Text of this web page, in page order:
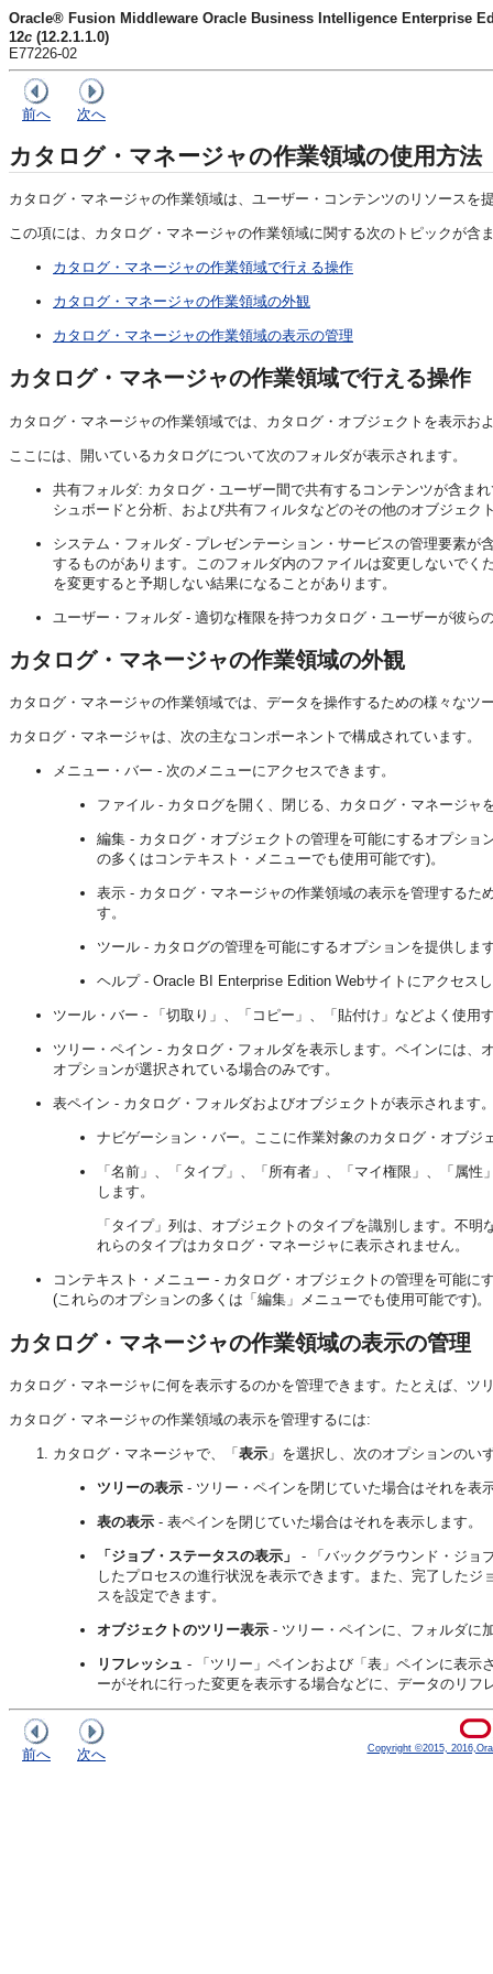
Oracle® Fusion Middleware Oracle Business Intelligence Enterprise
12c (12.2.1.1.0)
E77226-02
前へ 次へ
カタログ・マネージャの作業領域の使用方法
カタログ・マネージャの作業領域は、ユーザー・コンテンツのリソースを
この項には、カタログ・マネージャの作業領域に関する次のトピックが含
カタログ・マネージャの作業領域で行える操作
カタログ・マネージャの作業領域の外観
カタログ・マネージャの作業領域の表示の管理
カタログ・マネージャの作業領域で行える操作
カタログ・マネージャの作業領域では、カタログ・オブジェクトを表示お
ここには、開いているカタログについて次のフォルダが表示されます。
共有フォルダ: カタログ・ユーザー間で共有するコンテンツが含ま
シュボードと分析、および共有フィルタなどのその他のオブジェク
システム・フォルダ - プレゼンテーション・サービスの管理要素が
するものがあります。このフォルダ内のファイルは変更しないでく
を変更すると予期しない結果になることがあります。
ユーザー・フォルダ - 適切な権限を持つカタログ・ユーザーが彼
カタログ・マネージャの作業領域の外観
カタログ・マネージャの作業領域では、データを操作するための様々なツ
カタログ・マネージャは、次の主なコンポーネントで構成されています。
メニュー・バー - 次のメニューにアクセスできます。
ファイル - カタログを開く、閉じる、カタログ・マネージャ
編集 - カタログ・オブジェクトの管理を可能にするオプシ
の多くはコンテキスト・メニューでも使用可能です)。
表示 - カタログ・マネージャの作業領域の表示を管理するた
す。
ツール - カタログの管理を可能にするオプションを提供しま
ヘルプ - Oracle BI Enterprise Edition Webサイトにアクセス
ツール・バー - 「切取り」、「コピー」、「貼付け」などよく使用
ツリー・ペイン - カタログ・フォルダを表示します。ペインには
オプションが選択されている場合のみです。
表ペイン - カタログ・フォルダおよびオブジェクトが表示されます
ナビゲーション・バー。ここに作業対象のカタログ・オブ
「名前」、「タイプ」、「所有者」、「マイ権限」、「属
します。
「タイプ」列は、オブジェクトのタイプを識別します。不
れらのタイプはカタログ・マネージャに表示されません。
コンテキスト・メニュー - カタログ・オブジェクトの管理を可能
(これらのオプションの多くは「編集」メニューでも使用可能です)。
カタログ・マネージャの作業領域の表示の管理
カタログ・マネージャに何を表示するのかを管理できます。たとえば、
カタログ・マネージャの作業領域の表示を管理するには:
カタログ・マネージャで、「 表示 」を選択し、次のオプションのい
ツリーの表示 - ツリー・ペインを閉じていた場合はそれを表
表の表示 - 表ペインを閉じていた場合はそれを表示します。
「ジョブ・ステータスの表示」
- 「バックグラウンド・ジョ
したプロセスの進行状況を表示できます。また、完了した
スを設定できます。
オブジェクトのツリー表示 - ツリー・ペインに、フォルダに
リフレッシュ - 「ツリー」ペインおよび「表」ペインに表示
ーがそれに行った変更を表示する場合などに、データのリフ
前へ 次へ Copyright ©2015,